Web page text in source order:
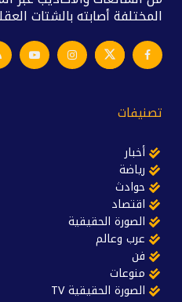
المختلفة أصابته بالشتات
تصنيفات
أخبار
رياضة
حوادث
اقتصاد
الصورة الحقيقية
عرب وعالم
فن
منوعات
الصورة الحقيقية TV